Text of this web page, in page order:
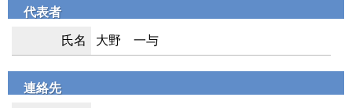
代表者
氏名 大野 一与
連絡先